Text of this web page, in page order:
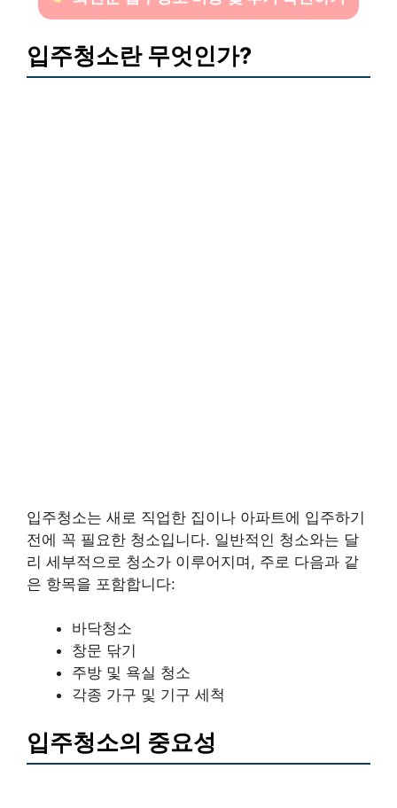
입주청소란 무엇인가?
입주청소는 새로 직업한 집이나 아파트에 입주하기
전에 꼭 필요한 청소입니다. 일반적인 청소와는 달
리 세부적으로 청소가 이루어지며, 주로 다음과 같
은 항목을 포함합니다:
바닥청소
창문 닦기
주방 및 욕실 청소
각종 가구 및 기구 세척
입주청소의 중요성